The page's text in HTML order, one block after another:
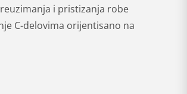
i pristizanja robe
C-delovima orijentisano na